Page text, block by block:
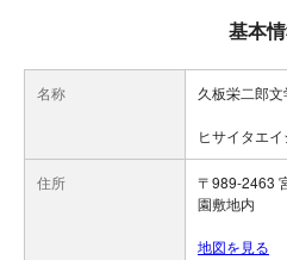
基本
名称 久板栄二郎
ヒサイタエ
住所
〒989-2463
園敷地内
地図を見る